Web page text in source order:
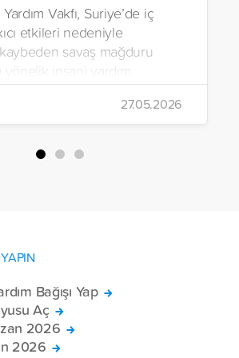
Vakfı, Suriye’de iç
etkileri nedeniyle
kaybeden savaş mağduru
yönelik insani yardım
aralıksız sürdürüyor. Vakıf,
projeyle Suriye’nin Şam,
Humus ve İdlib
zor şartlarda yaşayan
27.05.2026
Bağışı Yap
Aç
2026
2026